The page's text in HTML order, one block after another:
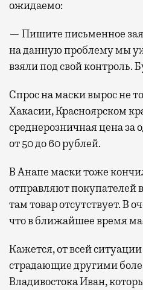
ожидаемо:
— Пишите письменное
на данную проблему мы
взяли под свой контроль.
Спрос на маски вырос не
Хакасии, Красноярском
среднерозничная цена за
от 50 до 60 рублей.
В Анапе маски тоже
отправляют покупателей
там товар отсутствует. В
что в ближайшее время
Кажется, от всей
страдающие другими
Владивостока Иван,